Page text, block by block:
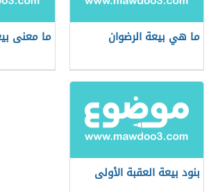
ما هي بيعة الرضوان ما معنى
بنود بيعة العقبة الأولى